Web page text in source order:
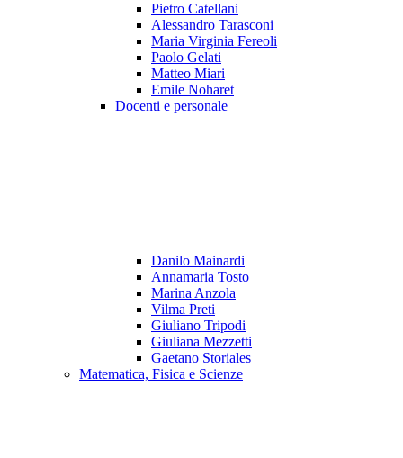
Pietro Catellani
Alessandro Tarasconi
Maria Virginia Fereoli
Paolo Gelati
Matteo Miari
Emile Noharet
Docenti e personale
Danilo Mainardi
Annamaria Tosto
Marina Anzola
Vilma Preti
Giuliano Tripodi
Giuliana Mezzetti
Gaetano Storiales
Matematica, Fisica e Scienze